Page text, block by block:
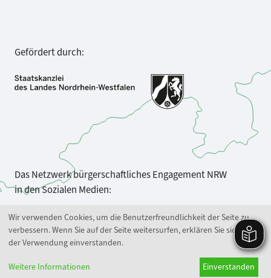
Gefördert durch:
Das Netzwerk bürgerschaftliches Engagement NRW
in den Sozialen Medien:
Wir verwenden Cookies, um die Benutzerfreundlichkeit der Seite zu
verbessern. Wenn Sie auf der Seite weitersurfen, erklären Sie sich mit
der Verwendung einverstanden.
Weitere Informationen Einverstanden